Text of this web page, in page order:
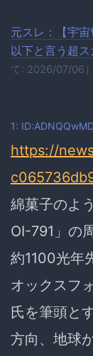
元スレ：【宇
以下と言う超
て: 2026/07/06）
1:
https://
綿菓子のよ
OI-791」の
約1100光年
オックスフ
氏を筆頭と
方向、地球